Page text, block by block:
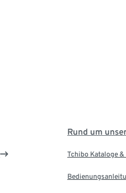
Rund um
Tchibo Kataloge &